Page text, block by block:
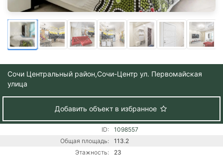
Сочи Центральный район,Сочи-Центр ул. Первомайская
улица
Добавить объект в избранное
ID:
1098557
Общая площадь:
113.2
Этажность:
23